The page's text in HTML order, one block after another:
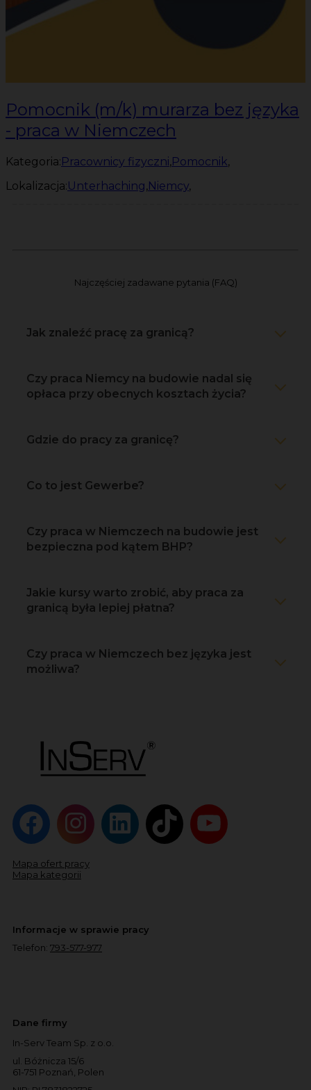
Pomocnik (m/k) murarza bez języka
- praca w Niemczech
Kategoria:Pracownicy fizyczni,Pomocnik,
Lokalizacja:Unterhaching,Niemcy,
Najczęściej zadawane pytania (FAQ)
Jak znaleźć pracę za granicą?
Czy praca Niemcy na budowie nadal się
opłaca przy obecnych kosztach życia?
Gdzie do pracy za granicę?
Co to jest Gewerbe?
Czy praca w Niemczech na budowie jest
bezpieczna pod kątem BHP?
Jakie kursy warto zrobić, aby praca za
granicą była lepiej płatna?
Czy praca w Niemczech bez języka jest
możliwa?
Mapa ofert pracy
Mapa kategorii
Informacje w sprawie pracy
Telefon: 793-577-977
Dane firmy
In-Serv Team Sp. z o.o.
ul. Bóżnicza 15/6
61-751 Poznań, Polen